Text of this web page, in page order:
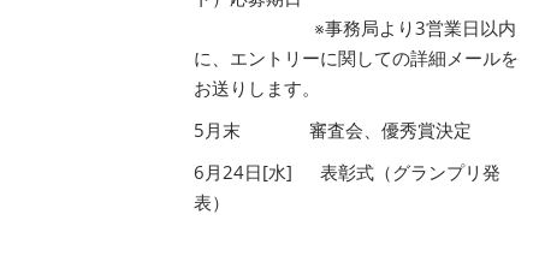
※事務局より3営業日以内
に、エントリーに関しての詳細メールを
お送りします。
5月末 審査会、優秀賞決定
6月24日[水] 表彰式（グランプリ発
表）